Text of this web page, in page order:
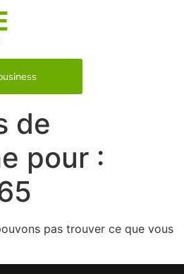
de
pour :
pas trouver ce que vous